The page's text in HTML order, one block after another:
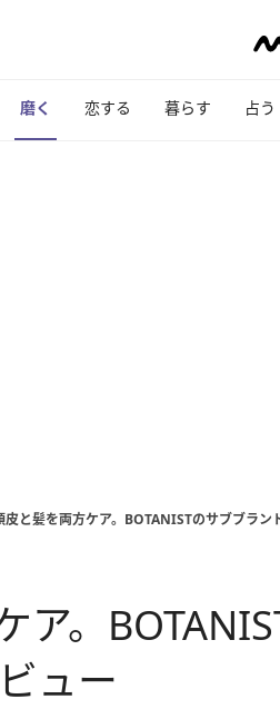
磨く 恋する 暮らす 占う
皮と髪を両方ケア。BOTANISTのサブブラン
ア。
ュー